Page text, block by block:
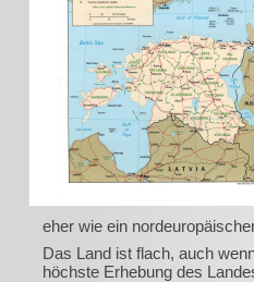
eher wie ein
Das Land ist flach, auch
höchste Erhebung des